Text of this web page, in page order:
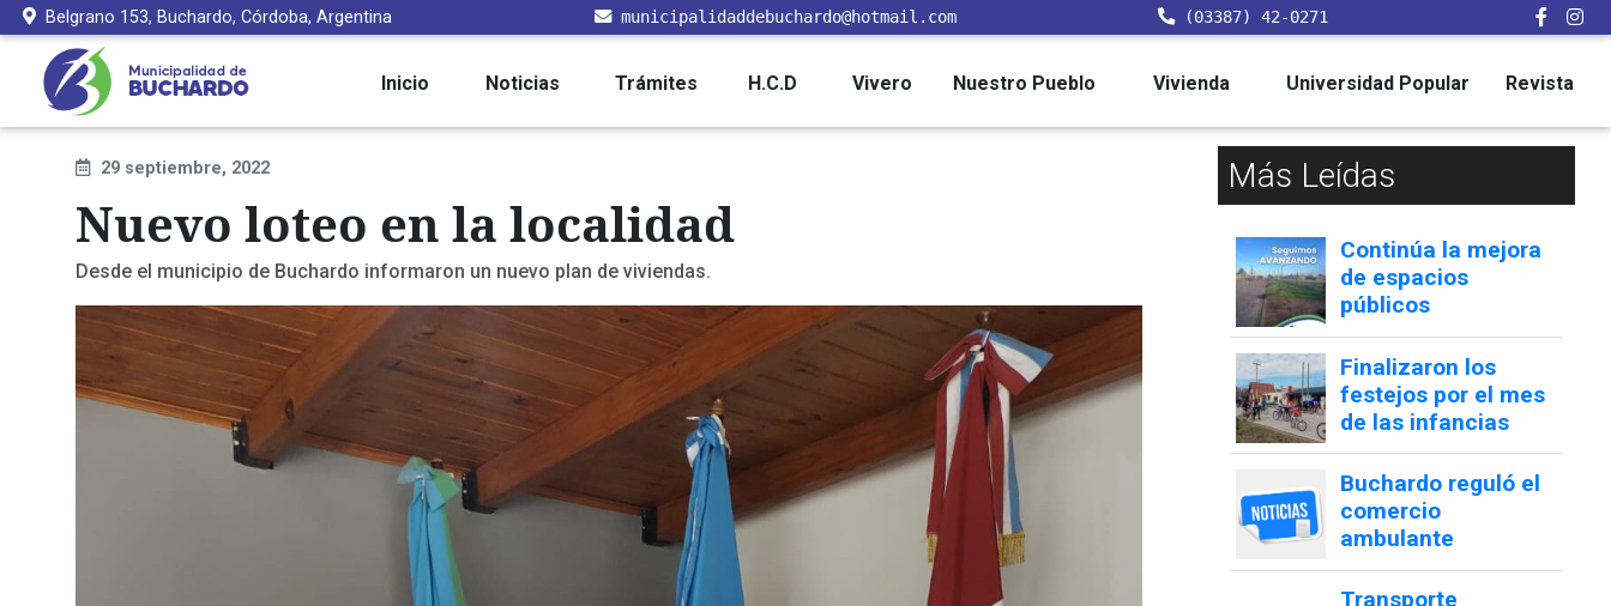
Belgrano 153, Buchardo, Córdoba, Argentina municipalidaddebuchardo@hotmail.com (03387) 42-0271
Inicio Noticias Trámites H.C.D Vivero Nuestro Pueblo Vivienda Universidad Popular Revista
29 septiembre, 2022
Nuevo loteo en la localidad
Desde el municipio de Buchardo informaron un nuevo plan de viviendas.
Más Leídas